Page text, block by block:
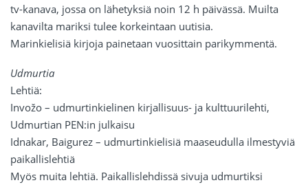
tv-kanava, jossa on lähetyksiä noin 12 h päivässä. Muilta
kanavilta mariksi tulee korkeintaan uutisia.
Marinkielisiä kirjoja painetaan vuosittain parikymmentä.
Udmurtia
Lehtiä:
Invožo – udmurtinkielinen kirjallisuus- ja kulttuurilehti,
Udmurtian PEN:in julkaisu
Idnakar, Baigurez – udmurtinkielisiä maaseudulla ilmestyviä
paikallislehtiä
Myös muita lehtiä. Paikallislehdissä sivuja udmurtiksi